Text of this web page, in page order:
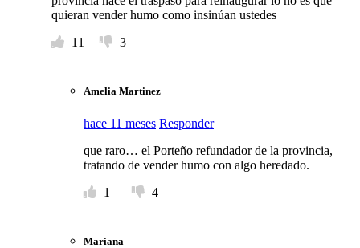
quieran vender humo como insinúan ustedes
11
3
Amelia Martinez
hace 11 meses Responder
que raro… el Porteño refundador de la provincia,
tratando de vender humo con algo heredado.
1
4
Mariana